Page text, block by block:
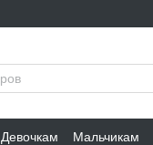
Девочкам Мальчикам